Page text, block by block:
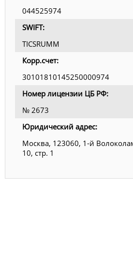
044525974
SWIFT:
TICSRUMM
Корр.счет:
30101810145250000974
Номер лицензии ЦБ РФ:
№ 2673
Юридический адрес:
Москва, 123060, 1-й
10, стр. 1